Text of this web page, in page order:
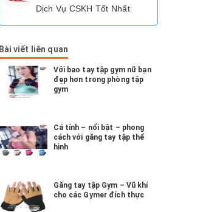
Dịch Vụ CSKH Tốt Nhất
Bài viết liên quan
Với bao tay tập gym nữ bạn
đẹp hơn trong phòng tập
gym
Cá tính – nổi bật – phong
cách với găng tay tập thể
hình
Găng tay tập Gym – Vũ khí
cho các Gymer đích thực